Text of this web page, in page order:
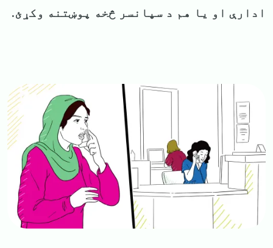
ادارې او یا هم د سپانسر څخه پوښتنه وکړئ.